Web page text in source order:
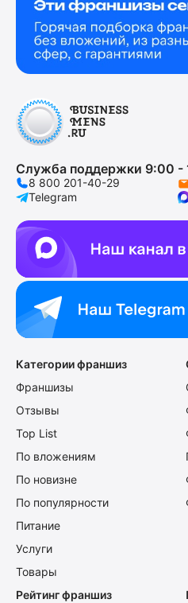
Служба поддержки 9:00
8 800 201-40-29
Telegram
Категории франшиз
Франшизы
Отзывы
Top List
По вложениям
По новизне
По популярности
Питание
Услуги
Товары
Рейтинг франшиз